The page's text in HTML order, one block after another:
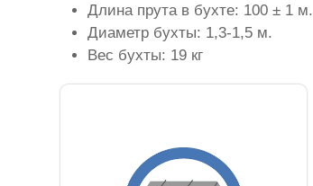
Длина прута в бухте: 100 ± 1 м.
Диаметр бухты: 1,3-1,5 м.
Вес бухты: 19 кг